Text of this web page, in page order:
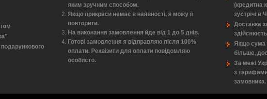
яким зручним способом.
Якщо прикраси немає в наявності, я можу її
повторити.
На виконання замовлення йде від 1 до 5 днів.
Готові замовлення я відправляю після 100%
оплати. Реквізити для оплати повідомляю
особисто.
(кредитна
зустрічі в
Доставка
Якщо сума
більше,
За межі
з
замовника.